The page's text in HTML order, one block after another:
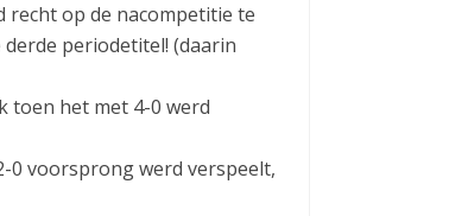
recht op de nacompetitie te
periodetitel! (daarin
toen het met 4-0 werd
0 voorsprong werd verspeelt,